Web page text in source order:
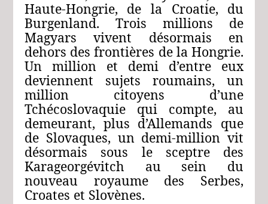
Haute-Hongrie, de la Croatie, du
Burgenland. Trois millions de
Magyars vivent désormais en
dehors des frontières de la Hongrie.
Un million et demi d’entre eux
deviennent sujets roumains, un
million citoyens d’une
Tchécoslovaquie qui compte, au
demeurant, plus d’Allemands que
de Slovaques, un demi-million vit
désormais sous le sceptre des
Karageorgévitch au sein du
nouveau royaume des Serbes,
Croates et Slovènes.